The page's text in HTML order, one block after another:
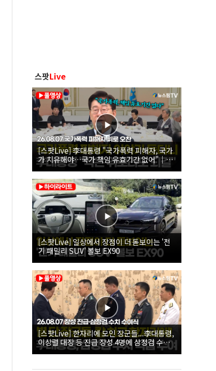
스팟Live
[스팟Live] 李대통령 "국가폭력 피해자, 국가
가 치유해야…국가 책임 유효기간 없어"｜
26.08.07 국가폭력 피해자 위로 오찬
[스팟Live] 일상에서 장점이 더 돋보이는 '전
기 패밀리 SUV' 볼보 EX90
[스팟Live] 한자리에 모인 장군들...李대통령,
이상렬 대장 등 진급 장성 4명에 삼정검 수치
직접 수여｜26.08.07 장성 진급·삼정검 수치